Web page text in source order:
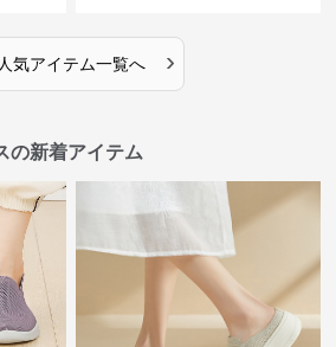
人気アイテム一覧へ ›
の新着アイテム